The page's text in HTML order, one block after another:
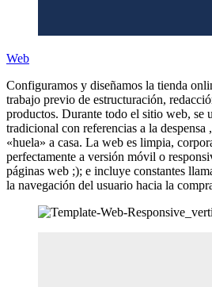
Web
Configuramos y diseñamos la tienda
trabajo previo de estructuración,
productos. Durante todo el sitio web, se
tradicional con referencias a la
«huela» a casa. La web es limpia,
perfectamente a versión móvil o
páginas web ;); e incluye constantes
la navegación del usuario hacia la